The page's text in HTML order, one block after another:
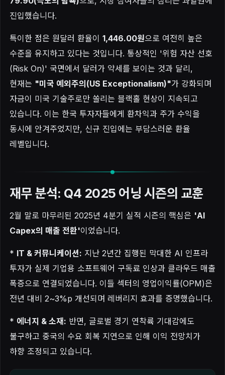
진입했습니다.
특이한 점은 원달러 환율이 1,446.00원으로 여전히 높은
수준을 유지하고 있다는 것입니다. 통상적인 '위험 자산 선호
(Risk On)' 국면에서 달러가 약세를 보이는 것과 달리,
현재는 "미국 예외주의(US Exceptionalism)"가 강화되며
자금이 미국 기술주로만 쏠리는 블랙홀 현상이 지속되고
있습니다. 이는 한국 투자자들에게 환차익과 주가 수익을
동시에 안겨주었지만, 신규 진입에는 부담스러운 환율
레벨입니다.
재무 분석: Q4 2025 어닝 시즌의 교훈
2월 말로 마무리된 2025년 4분기 실적 시즌의 핵심은 'AI
Capex의 매출 전환'이었습니다.
* IT & 커뮤니케이션: 지난 2년간 집행된 막대한 AI 인프라
투자가 실제 기업용 소프트웨어 구독료 인상과 클라우드 매출
폭증으로 연결되었습니다. 이들 섹터의 영업이익률(OPM)은
전년 대비 2~3%p 개선되며 레버리지 효과를 증명했습니다.
* 에너지 & 소재: 반면, 글로벌 경기 연착륙 기대감에도
불구하고 중국의 수요 회복 지연으로 인해 이익 전망치가
하향 조정되고 있습니다.